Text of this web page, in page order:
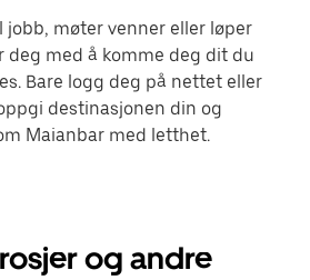
jobb, møter venner eller løper
med å komme deg dit du
Bare logg deg på nettet eller
destinasjonen din og
Maianbar med letthet.
og andre